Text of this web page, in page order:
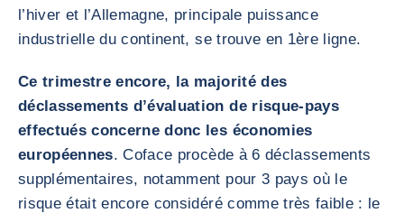
l’hiver et l’Allemagne, principale puissance
industrielle du continent, se trouve en 1ère ligne.
Ce trimestre encore, la majorité des
déclassements d’évaluation de risque-pays
effectués concerne donc les économies
européennes. Coface procède à 6 déclassements
supplémentaires, notamment pour 3 pays où le
risque était encore considéré comme très faible : le